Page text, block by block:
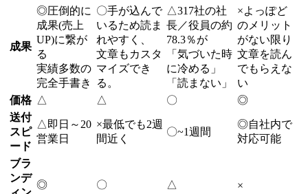
成果
◎圧倒的に
成果(売上
UP)に繋が
る
実績多数の
完全手書き
〇手が込んで
いるため読ま
れやすく、
文章もカスタ
マイズでき
る。
△317社の社
長／役員の約
78.3％が
「気づいた時
に冷める」
「読まない」
×よっぽど
のメリット
がない限り
文章を読ん
でもらえな
い
価格 △ △ 〇
◎
送付
スピ
ード
△ 即日～20
営業日
×最低でも2週
間近く
〇~1週間
◎自社内で
対応可能
ブラ
ンデ
◎ 〇 △ ×